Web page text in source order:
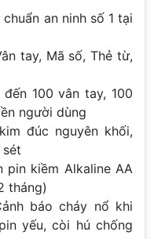
chuẩn an ninh số 1 tại
tay, Mã số, Thẻ từ,
đến 100 vân tay, 100
người dùng
đúc nguyên khối,
pin kiềm Alkaline AA
tháng)
báo cháy nổ khi
yếu, còi hú chống